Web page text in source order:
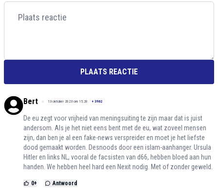
PLAATS REACTIE
Bert 13 oktober 2023 om 15:20 + 3962
De eu zegt voor vrijheid van meningsuiting te zijn maar dat is juist
andersom. Als je het niet eens bent met de eu, wat zoveel mensen
zijn, dan ben je al een fake-news verspreider en moet je het liefste
dood gemaakt worden. Desnoods door een islam-aanhanger. Ursula
Hitler en links NL, vooral de facsisten van d66, hebben bloed aan hun
handen. We hebben heel hard een Nexit nodig. Met of zonder geweld.
0+ Antwoord